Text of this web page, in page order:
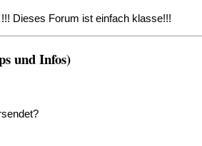
Dieses Forum ist einfach klasse!!!
und Infos)